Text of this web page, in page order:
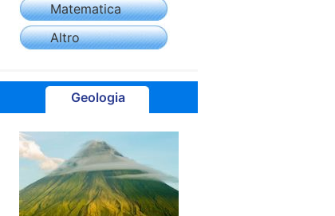
Matematica
Altro
Geologia